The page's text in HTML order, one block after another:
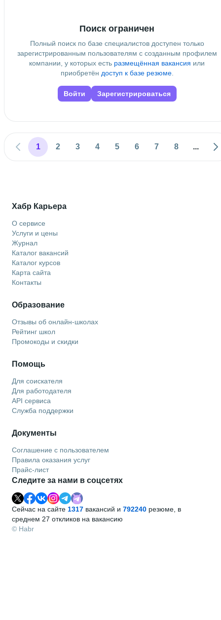
Поиск ограничен
Полный поиск по базе специалистов доступен только
зарегистрированным пользователям с созданным профилем
компании, у которых есть размещённая вакансия или
приобретён доступ к базе резюме.
Войти Зарегистрироваться
1 2 3 4 5 6 7 8 ...
Хабр Карьера
О сервисе
Услуги и цены
Журнал
Каталог вакансий
Каталог курсов
Карта сайта
Контакты
Образование
Отзывы об онлайн-школах
Рейтинг школ
Промокоды и скидки
Помощь
Для соискателя
Для работодателя
API сервиса
Служба поддержки
Документы
Соглашение с пользователем
Правила оказания услуг
Прайс-лист
Следите за нами в соцсетях
Сейчас на сайте 1317 вакансий и 792240 резюме, в
среднем 27 откликов на вакансию
© Habr